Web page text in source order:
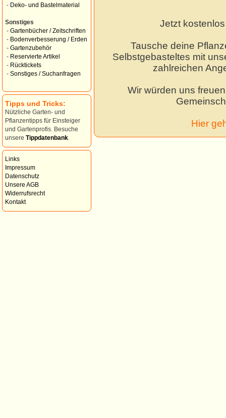
- Deko- und Bastelmaterial
Sonstiges
- Gartenbücher / Zeitschriften
- Bodenverbesserung / Erden
- Gartenzubehör
- Reservierte Artikel
- Rücktickets
- Sonstiges / Suchanfragen
Tipps und Tricks:
Nützliche Garten- und
Pflanzentipps für Einsteiger
und Gartenprofis. Besuche
unsere Tippdatenbank
Links
Impressum
Datenschutz
Unsere AGB
Widerrufsrecht
Kontakt
Jetzt
Tausche deine
Selbstgebasteltes mit
zahlreichen
Wir würden uns
Hier